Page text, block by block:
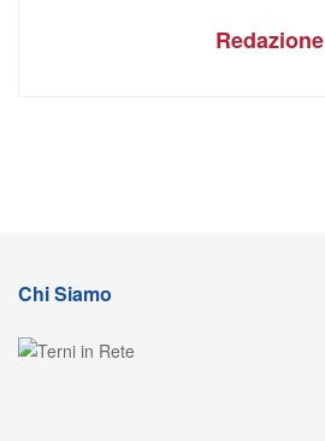
Redazione
Chi Siamo